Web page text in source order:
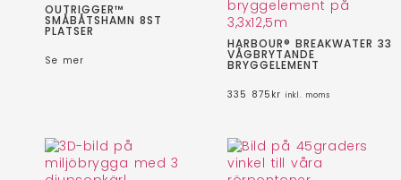
OUTRIGGER™
SMÅBÅTSHAMN 8ST
PLATSER
Se mer
HARBOUR® BREAKWATER 33
VÅGBRYTANDE
BRYGGELEMENT
335 875 kr inkl. moms